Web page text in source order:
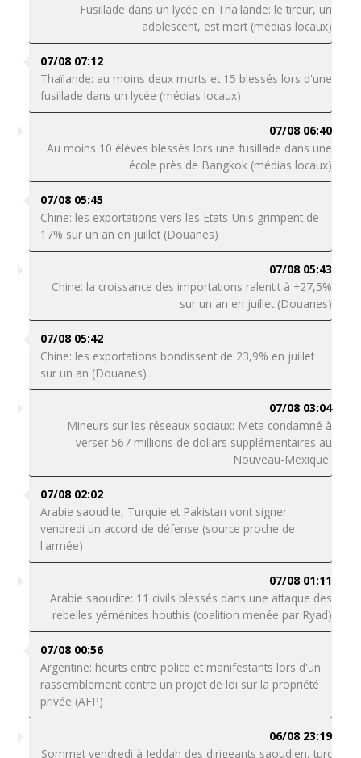
Fusillade dans un lycée en Thaïlande: le tireur, un
adolescent, est mort (médias locaux)
07/08 07:12
Thaïlande: au moins deux morts et 15 blessés lors d'une
fusillade dans un lycée (médias locaux)
07/08 06:40
Au moins 10 élèves blessés lors une fusillade dans une
école près de Bangkok (médias locaux)
07/08 05:45
Chine: les exportations vers les Etats-Unis grimpent de
17% sur un an en juillet (Douanes)
07/08 05:43
Chine: la croissance des importations ralentit à +27,5%
sur un an en juillet (Douanes)
07/08 05:42
Chine: les exportations bondissent de 23,9% en juillet
sur un an (Douanes)
07/08 03:04
Mineurs sur les réseaux sociaux: Meta condamné à
verser 567 millions de dollars supplémentaires au
Nouveau-Mexique
07/08 02:02
Arabie saoudite, Turquie et Pakistan vont signer
vendredi un accord de défense (source proche de
l'armée)
07/08 01:11
Arabie saoudite: 11 civils blessés dans une attaque des
rebelles yéménites houthis (coalition menée par Ryad)
07/08 00:56
Argentine: heurts entre police et manifestants lors d'un
rassemblement contre un projet de loi sur la propriété
privée (AFP)
06/08 23:19
Sommet vendredi à Jeddah des dirigeants saoudien, turc